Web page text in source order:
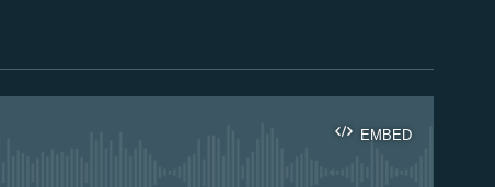
EMBED